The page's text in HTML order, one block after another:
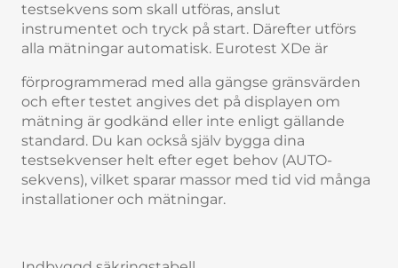
testsekvens som skall utföras, anslut
instrumentet och tryck på start. Därefter utförs
alla mätningar automatisk. Eurotest XDe är
förprogrammerad med alla gängse gränsvärden
och efter testet angives det på displayen om
mätning är godkänd eller inte enligt gällande
standard. Du kan också själv bygga dina
testsekvenser helt efter eget behov (AUTO-
sekvens), vilket sparar massor med tid vid många
installationer och mätningar.